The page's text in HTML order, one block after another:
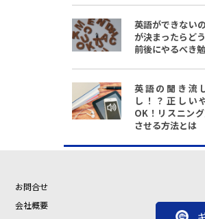
英語ができない
が決まったらど
前後にやるべき
英語の聞き流
し！？正しい
OK！リスニン
させる方法とは
お問合せ
会社概要